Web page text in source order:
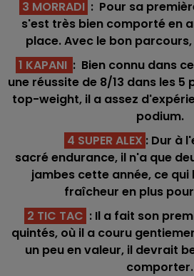
3 MORRADI : Pour sa
s'est très bien comporté en
place. Avec le bon
1 KAPANI : Bien connu dans
une réussite de 8/13 dans les 5
top-weight, il a assez
podium.
4 SUPER ALEX : Dur à
sacré endurance, il n'a que
jambes cette année, ce qui
fraîcheur en plus
2 TIC TAC : Il a fait son
quintés, où il a couru
un peu en valeur, il devrait
comporter.